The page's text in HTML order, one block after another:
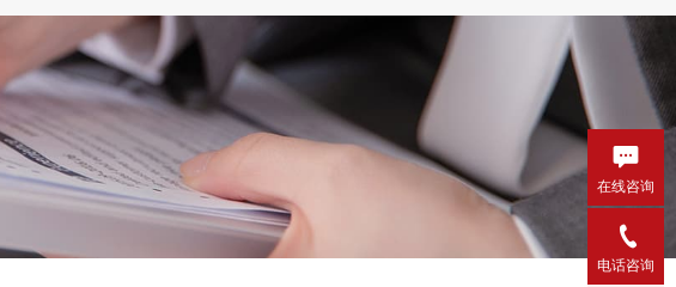

在线咨询

电话咨询